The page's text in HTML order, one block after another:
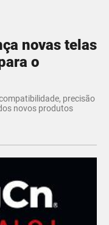
novas telas
o
precisão
novos produtos